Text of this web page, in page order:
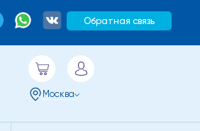
Обратная связь
Москва